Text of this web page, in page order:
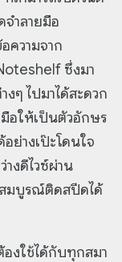
ำลายมือ
ความจาก
ซึ่งมา
ๆ ไปมาได้สะดวก
อให้เป็นตัวอักษร
ย่างเป๊ะโดนใจ
างดีไวซ์ผ่าน
มบูรณ์ติดสปีดได้
องใช้ได้กับทุกสมา